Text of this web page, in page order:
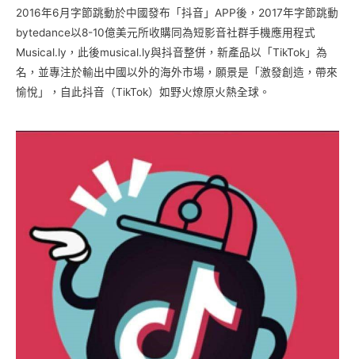
2016年6月字節跳動於中國發布「抖音」APP後，2017年字節跳動
bytedance以8-10億美元所收購同為短影音社群手機應用程式
Musical.ly，此後musical.ly與抖音整併，新產品以「TikTok」為
名，並專注於輸出中國以外的海外市場，願景是「激發創造，帶來
愉悅」，自此抖音（TikTok）如野火燎原火熱全球。